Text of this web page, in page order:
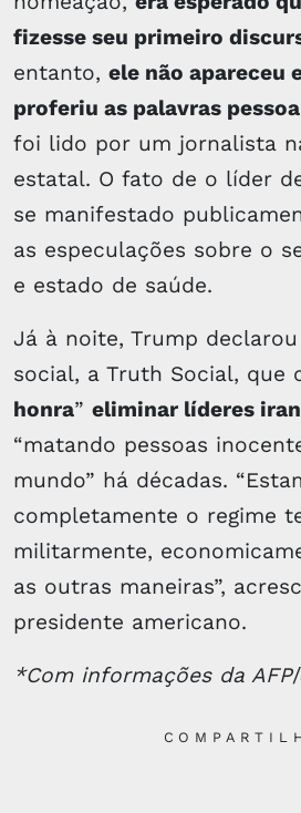
fizesse seu primeiro
entanto, ele não apareceu
proferiu as palavras
foi lido por um jornalista
estatal. O fato de o líder
se manifestado
as especulações sobre o
e estado de saúde.
Já à noite, Trump
social, a Truth Social, que
honra” eliminar líderes
“matando pessoas
mundo” há décadas.
completamente o regime
militarmente,
as outras maneiras”,
presidente americano.
*Com informações da AFP